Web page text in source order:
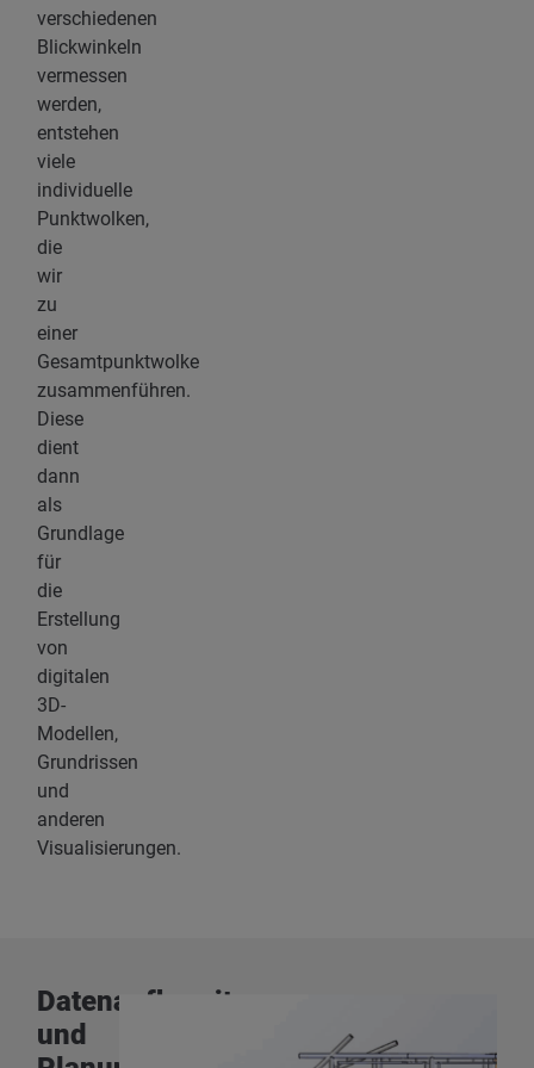
verschiedenen
Blickwinkeln
vermessen
werden,
entstehen
viele
individuelle
Punktwolken,
die
wir
zu
einer
Gesamtpunktwolke
zusammenführen.
Diese
dient
dann
als
Grundlage
für
die
Erstellung
von
digitalen
3D-
Modellen,
Grundrissen
und
anderen
Visualisierungen.
Datenaufbereitung
und